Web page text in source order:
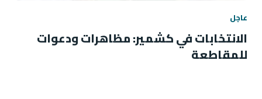
عاجل
الانتخابات في كشمير: مظاهرات ودعوات
للمقاطعة